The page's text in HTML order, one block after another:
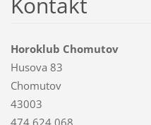
Horoklub Chomutov
Husova 83
Chomutov
43003
474 624 068